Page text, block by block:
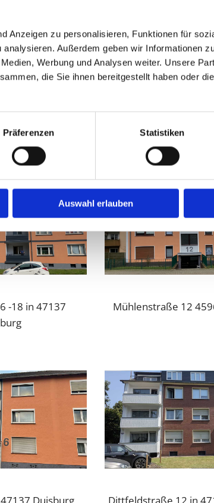
Anzeigen zu personalisieren, Funktionen für
Außerdem geben wir Informationen
Werbung und Analysen weiter. Unsere
die Sie ihnen bereitgestellt haben oder
Präferenzen Statistiken
Auswahl erlauben
wir keine aktuellen
UNSERE REFERENZEN
-18 in 47137
Mühlenstraße 12